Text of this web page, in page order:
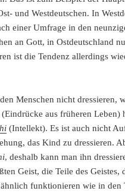
und Westdeutschen. In
einer Umfrage in den
an Gott, in Ostdeutschland
ist die Tendenz allerdings
Menschen nicht dressieren,
(Eindrücke aus früheren Leben)
(Intellekt). Es ist auch nicht
das Kind zu dressieren.
, deshalb kann man ihn
Geist, die Teile des Geistes,
funktionieren wie in den